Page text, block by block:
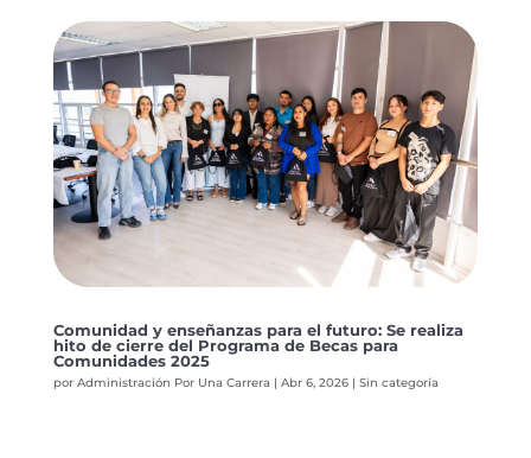
Comunidad y enseñanzas para el futuro: Se realiza
hito de cierre del Programa de Becas para
Comunidades 2025
por Administración Por Una Carrera | Abr 6, 2026| Sin categoría